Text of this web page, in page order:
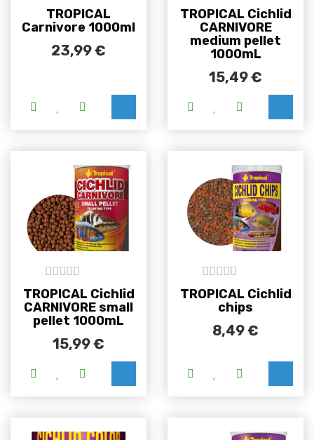
5out of 5
TROPICAL
Carnivore 1000ml
23,99€
5out of 5
TROPICAL Cichlid
CARNIVORE
medium pellet
1000mL
15,49€
5out of 5
TROPICAL Cichlid
CARNIVORE small
pellet 1000mL
15,99€
5out of 5
TROPICAL Cichlid
chips
8,49€
Ovaj proizvod